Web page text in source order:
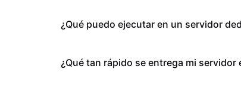
¿Qué puedo ejecutar en un servidor
¿Qué tan rápido se entrega mi servidor